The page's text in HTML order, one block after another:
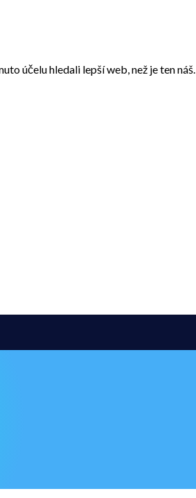
účelu hledali lepší web, než je ten náš.